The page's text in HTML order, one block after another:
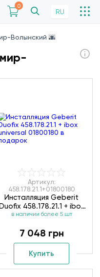
0
RU
Волынский 🌆
Артикул:
458.178.21.1+01800180
Инсталляция Geberit
458.178.21.1 + ibox
universal 01800180
в наличии более 5 шт
7 048 грн
Купить